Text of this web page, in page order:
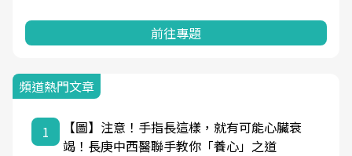
前往專題
頻道熱門文章
1
【圖】注意！手指長這樣，就有可能心臟衰
竭！長庚中西醫聯手教你「養心」之道